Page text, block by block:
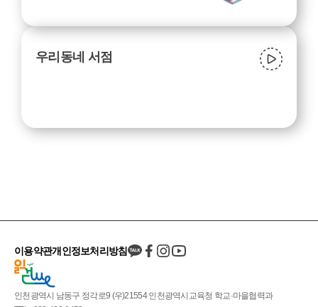
우리동네 서점
인천광역시 남동구 정각로9 (우)21554 인천광역시교육청 학교·마을협력과
이용약관개인정보처리방침